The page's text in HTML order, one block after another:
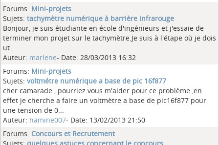
Forums: Mini-projets
Sujets: tachymètre numérique à barrière infrarouge
Bonjour, je suis étudiante en école d'ingénieurs et j'essaie de
terminer mon projet sur le tachymètre.Je suis à l'étape où je dois
ut...
Auteur: marlene- Date: 28/03/2013 16:32
Forums: Mini-projets
Sujets: voltmétre numérique a base de pic 16f877
cher camarade , pourriez vous m'aider pour ce problème ,en
effet je cherche a faire un voltmètre a base de pic16f877 pour
une tension de 0...
Auteur: hamine007- Date: 13/02/2013 21:50
Forums: Concours et Recrutement